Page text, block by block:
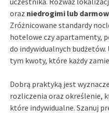
oraz niedrogimi lub
Zróżnicowane standardy
hotelowe czy apartamenty,
do indywidualnych
tym kwoty, które każdy
Dobrą praktyką jest
rozliczenia oraz określenie,
które indywidualne. Szanuj